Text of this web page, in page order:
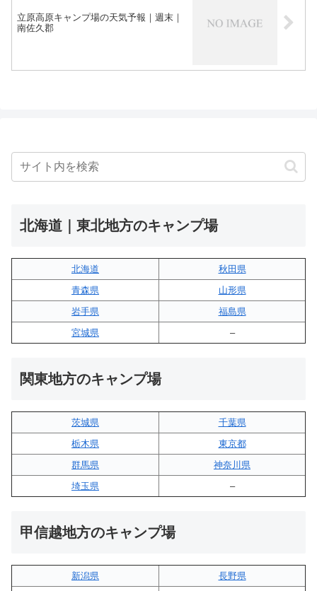
立原高原キャンプ場の天気予報｜週末｜
南佐久郡
北海道｜東北地方のキャンプ場
北海道
秋田県
青森県
山形県
岩手県
福島県
宮城県
–
関東地方のキャンプ場
茨城県
千葉県
栃木県
東京都
群馬県
神奈川県
埼玉県
–
甲信越地方のキャンプ場
新潟県
長野県